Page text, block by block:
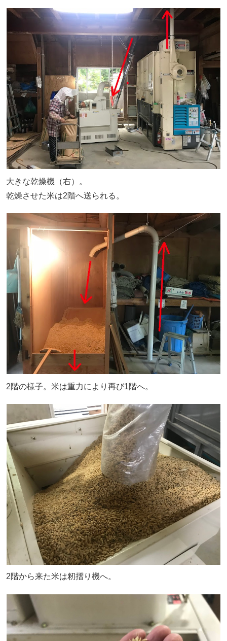
大きな乾燥機（右）。
乾燥させた米は2階へ送られる。
2階の様子。米は重力により再び1階へ。
2階から来た米は籾摺り機へ。